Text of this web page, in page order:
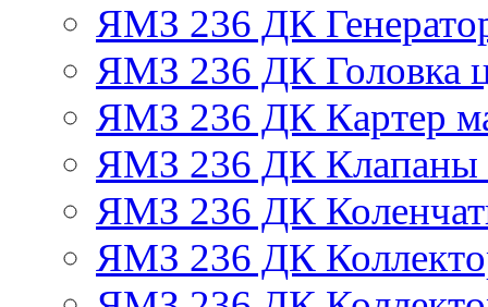
ЯМЗ 236 ДК
ЯМЗ 236 ДК Головка
ЯМЗ 236 ДК Картер
ЯМЗ 236 ДК Клапаны
ЯМЗ 236 ДК
ЯМЗ 236 ДК